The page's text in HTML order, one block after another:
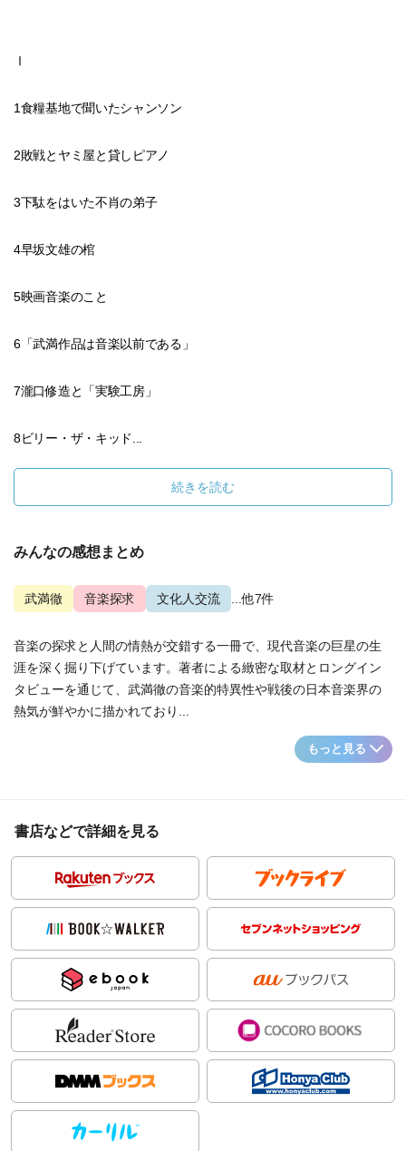
Ⅰ
1食糧基地で聞いたシャンソン
2敗戦とヤミ屋と貸しピアノ
3下駄をはいた不肖の弟子
4早坂文雄の棺
5映画音楽のこと
6「武満作品は音楽以前である」
7瀧口修造と「実験工房」
8ビリー・ザ・キッド...
続きを読む
みんなの感想まとめ
武満徹 音楽探求 文化人交流 ...他7件
音楽の探求と人間の情熱が交錯する一冊で、現代音楽の巨星の生
涯を深く掘り下げています。著者による緻密な取材とロングイン
タビューを通じて、武満徹の音楽的特異性や戦後の日本音楽界の
熱気が鮮やかに描かれており...
もっと見る
書店などで詳細を見る